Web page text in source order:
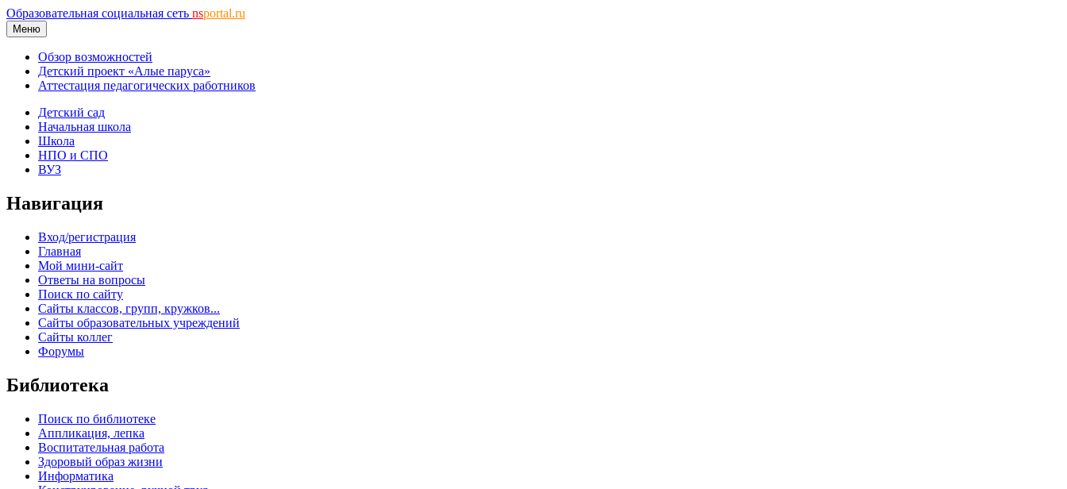
Образовательная социальная сеть nsportal.ru
Меню
Обзор возможностей
Детский проект «Алые паруса»
Аттестация педагогических работников
Детский сад
Начальная школа
Школа
НПО и СПО
ВУЗ
Навигация
Вход/регистрация
Главная
Мой мини-сайт
Ответы на вопросы
Поиск по сайту
Сайты классов, групп, кружков...
Сайты образовательных учреждений
Сайты коллег
Форумы
Библиотека
Поиск по библиотеке
Аппликация, лепка
Воспитательная работа
Здоровый образ жизни
Информатика